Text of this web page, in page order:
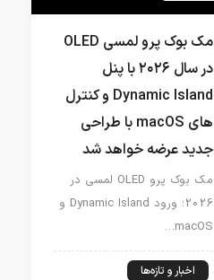
مک بوک پرو لمسی OLED
در سال ۲۰۲۶ با پنل
Dynamic Island و کنترل
های macOS با طراحی
جدید عرضه خواهد شد
مک بوک پرو OLED لمسی در
2026؛ ورود Dynamic Island و
macOS…
اخبار و تازه‌ها